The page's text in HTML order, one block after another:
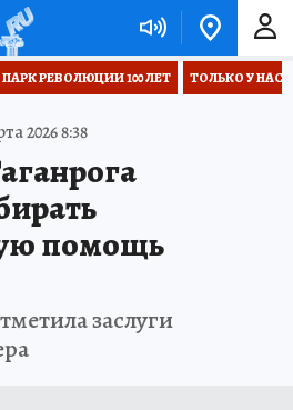
ПАРК РЕВОЛЮЦИИ 100 ЛЕТ ТОЛЬКО У НАС
2026 8:38
помощь
заслуги